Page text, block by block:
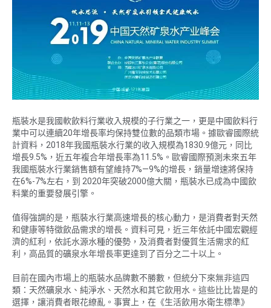
瓶裝水是我國軟飲料行業收入規模的子行業之一，更是中國飲料行
業中可以連續20年增長率均保持雙位數的品類市場。據歐睿國際統
計資料，2018年我國瓶裝水行業的收入規模為1830.9億元，同比
增長9.5%，近五年複合年增長率為11.5%。歐睿國際預測未來五年
我國瓶裝水行業銷售額有望維持7%—9%的增長，銷量增速將保持
在6%-7%左右，到 2020年突破2000億大關，瓶裝水已成為中國飲
料業的重要發展引擎。
值得強調的是，瓶裝水行業高速增長的核心動力，是消費者對天然
和健康等特徵飲品需求的增長。資料可見，近三年依託中國宏觀經
濟的紅利，依託水源水種的優勢，及消費者對優質生活需求的紅
利，高品質的礦泉水年增長率更達到了百分之二十以上。
目前在國內市場上的瓶裝水品牌數不勝數，但統分下來無非這四
類：天然礦泉水、純淨水、天然水和其它飲用水。這些比比皆是的
選擇，讓消費者眼花繚亂。事實上，在《生活飲用水衛生標準》